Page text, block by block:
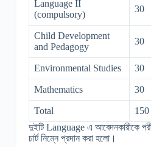
Language II
(compulsory)
30
Child Development
and Pedagogy
30
Environmental Studies 30
Mathematics 30
Total 150
দুইটি Language এ আবেদনকারীকে
চার্ট নিম্নে প্রদান করা হলো।